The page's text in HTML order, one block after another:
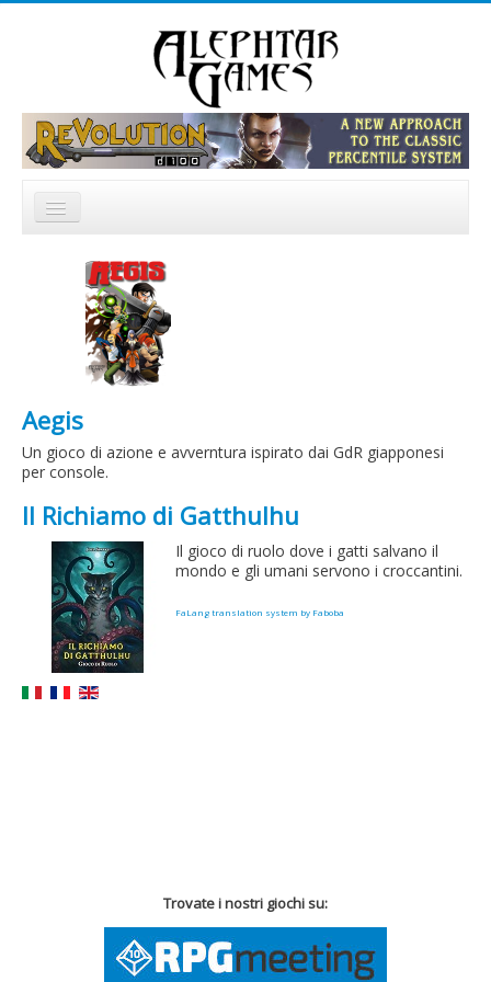
Notizie
Catalogo
Forum
Aegis
Un gioco di azione e avverntura ispirato dai GdR giapponesi
per console.
Il Richiamo di Gatthulhu
Il gioco di ruolo dove i gatti salvano il
mondo e gli umani servono i croccantini.
FaLang translation system by Faboba
Trovate i nostri giochi su: